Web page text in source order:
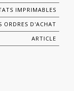
IMPRIMABLES
ORDRES D'ACHAT
ARTICLE